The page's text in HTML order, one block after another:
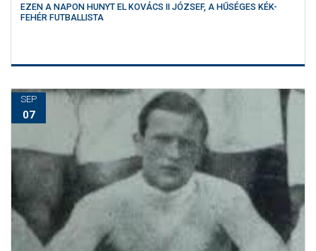
EZEN A NAPON HUNYT EL KOVÁCS II JÓZSEF, A HŰSÉGES KÉK-
FEHÉR FUTBALLISTA
SEP
07